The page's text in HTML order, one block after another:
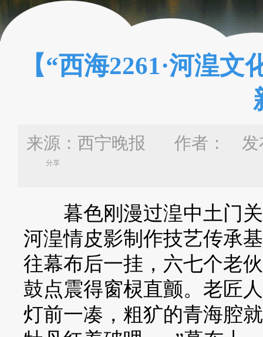
【“西海2261·河湟
来源：西宁晚报 作者： 发
分享
暮色刚漫过湟中土门关
河湟情皮影制作技艺传承
往幕布后一挂，六七个老
鼓点震得窗棂直颤。老匠
灯前一凑，粗犷的青海腔